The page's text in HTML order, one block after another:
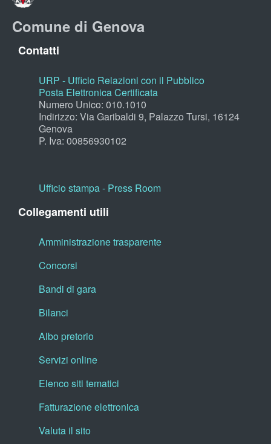
Comune di Genova
Contatti
URP - Ufficio Relazioni con il Pubblico
Posta Elettronica Certificata
Numero Unico: 010.1010
Indirizzo: Via Garibaldi 9, Palazzo Tursi, 16124
Genova
P. Iva: 00856930102
Ufficio stampa - Press Room
Collegamenti utili
Amministrazione trasparente
Concorsi
Bandi di gara
Bilanci
Albo pretorio
Servizi online
Elenco siti tematici
Fatturazione elettronica
Valuta il sito